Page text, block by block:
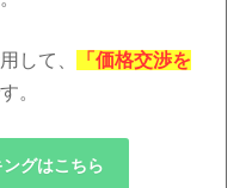
して、
「価格交渉を
。
グはこちら